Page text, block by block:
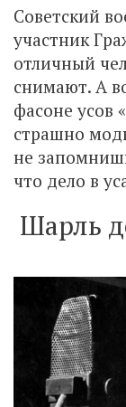
Cоветский
участник
отличный
снимают. А
фасоне усов
страшно
не
что дело в
Шарль